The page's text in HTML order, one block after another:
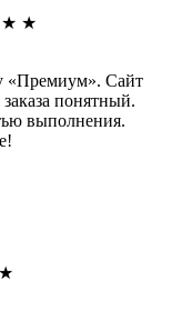
★ ★
«Премиум». Сайт
понятный.
выполнения.
★